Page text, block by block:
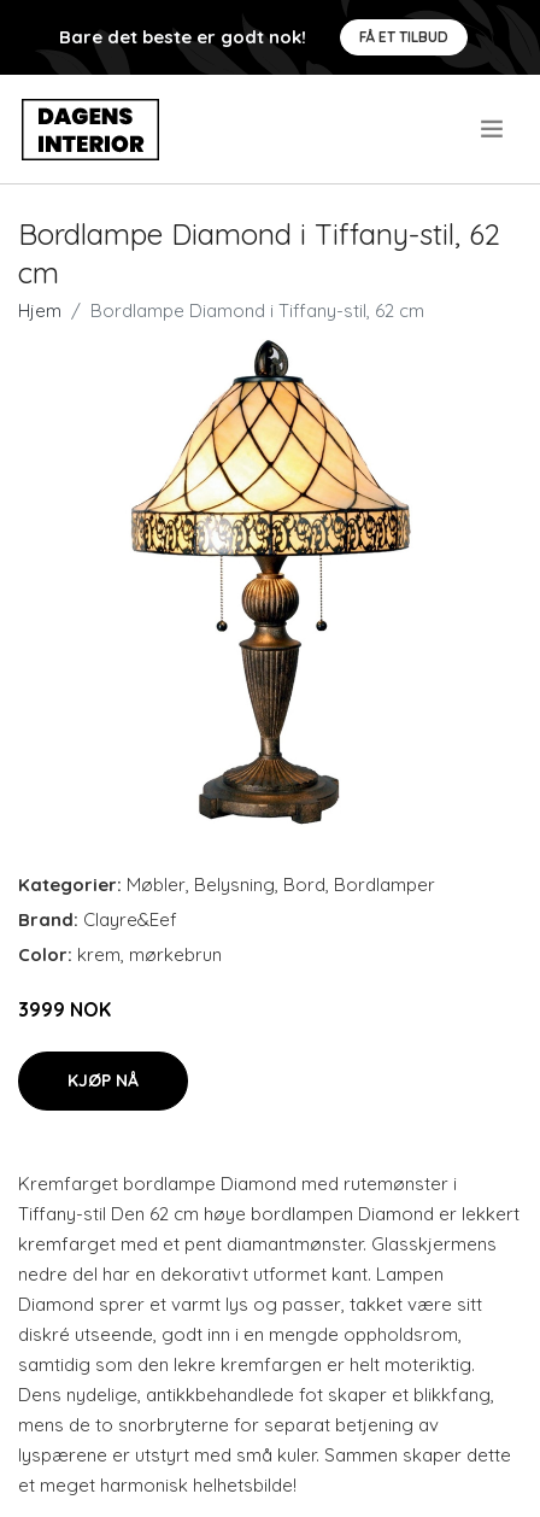
Bare det beste er godt nok! FÅ ET TILBUD
Bordlampe Diamond i Tiffany-stil, 62
cm
Hjem Bordlampe Diamond i Tiffany-stil, 62 cm
Kategorier: Møbler, Belysning, Bord, Bordlamper
Brand: Clayre&Eef
Color: krem, mørkebrun
3999 NOK
KJØP NÅ
Kremfarget bordlampe Diamond med rutemønster i
Tiffany-stil Den 62 cm høye bordlampen Diamond er lekkert
kremfarget med et pent diamantmønster. Glasskjermens
nedre del har en dekorativt utformet kant. Lampen
Diamond sprer et varmt lys og passer, takket være sitt
diskré utseende, godt inn i en mengde oppholdsrom,
samtidig som den lekre kremfargen er helt moteriktig.
Dens nydelige, antikkbehandlede fot skaper et blikkfang,
mens de to snorbryterne for separat betjening av
lyspærene er utstyrt med små kuler. Sammen skaper dette
et meget harmonisk helhetsbilde!